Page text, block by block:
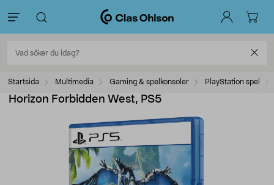
Startsida Multimedia Gaming & spelkonsoler PlayStation spel
Horizon Forbidden West, PS5